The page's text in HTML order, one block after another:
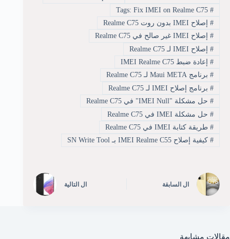
#
Tags: Fix IMEI on Realme C75
#إصلاح IMEI بدون روت Realme C75
#إصلاح IMEI غير صالح في Realme C75
#إصلاح IMEI لـ Realme C75
#إعادة ضبط IMEI Realme C75
#برنامج Maui META لـ Realme C75
#برنامج إصلاح IMEI لـ Realme C75
#حل مشكلة "IMEI Null" في Realme C75
#حل مشكلة IMEI في Realme C75
#طريقة كتابة IMEI في Realme C75
#كيفية إصلاح IMEI Realme C55 بـ SN Write Tool
ال السابقة ال التالية
مقالات مشابهة